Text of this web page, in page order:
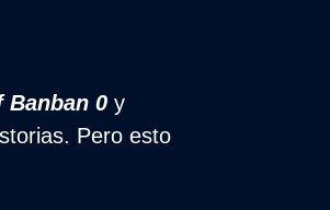
Banban 0
Pero esto